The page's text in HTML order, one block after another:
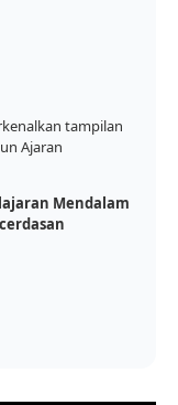
tampilan
Ajaran
Mendalam